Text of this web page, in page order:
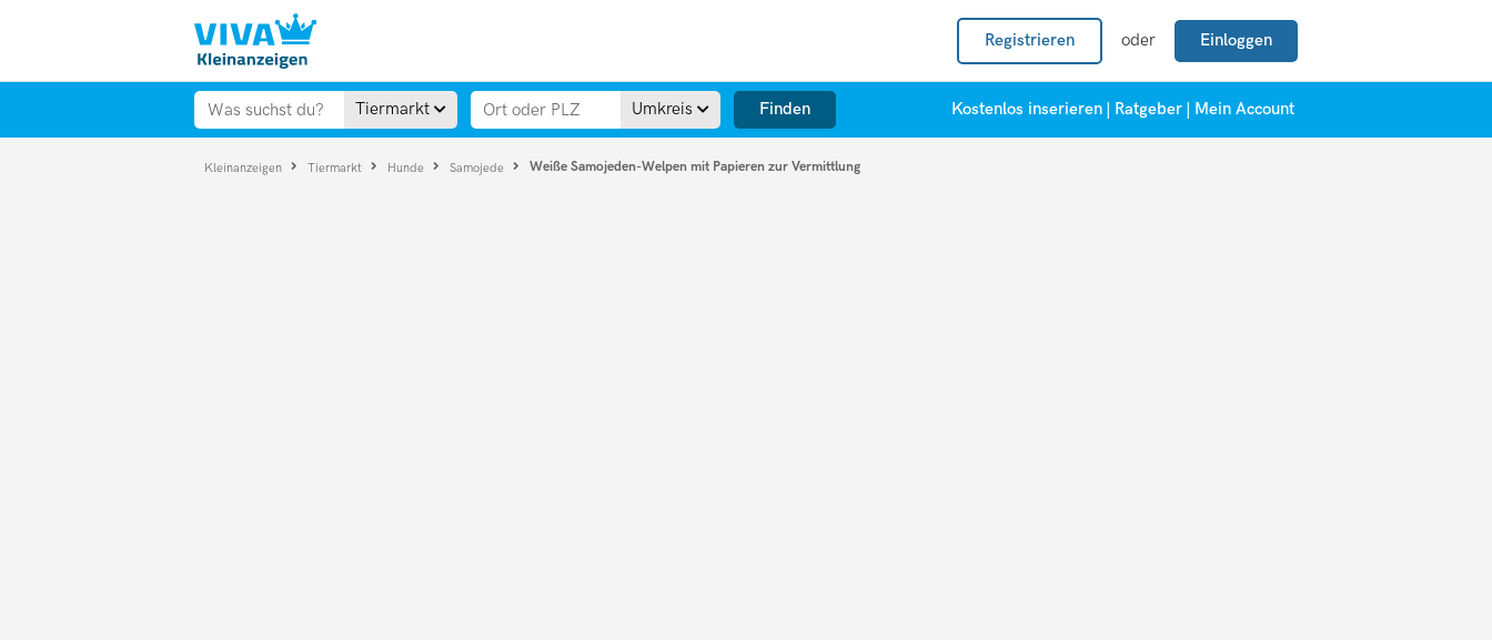
Registrieren oder Einloggen
Tiermarkt Umkreis Finden Kostenlos inserieren Ratgeber Mein Account
Kleinanzeigen Tiermarkt Hunde Samojede Weiße Samojeden-Welpen mit Papieren zur Vermittlung